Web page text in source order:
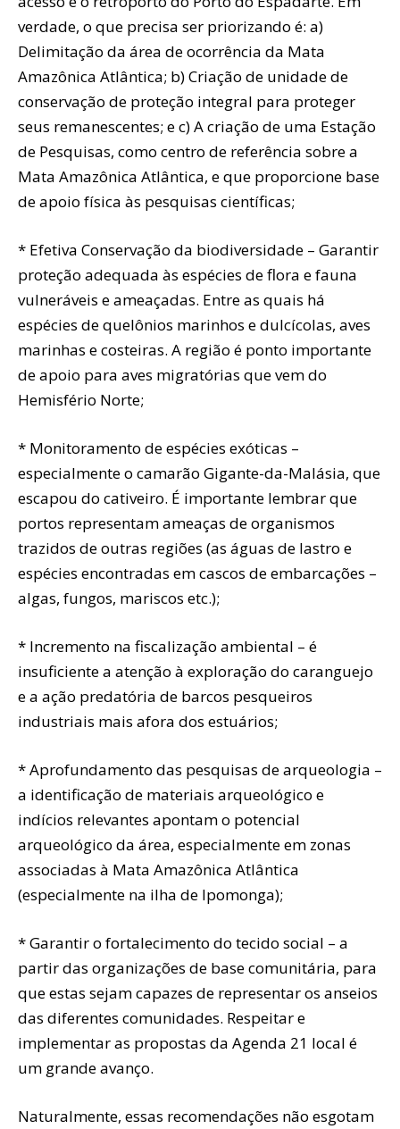
verdade, o que precisa ser priorizando é: a)
Delimitação da área de ocorrência da Mata
Amazônica Atlântica; b) Criação de unidade de
conservação de proteção integral para proteger
seus remanescentes; e c) A criação de uma Estação
de Pesquisas, como centro de referência sobre a
Mata Amazônica Atlântica, e que proporcione base
de apoio física às pesquisas científicas;
* Efetiva Conservação da biodiversidade – Garantir
proteção adequada às espécies de flora e fauna
vulneráveis e ameaçadas. Entre as quais há
espécies de quelônios marinhos e dulcícolas, aves
marinhas e costeiras. A região é ponto importante
de apoio para aves migratórias que vem do
Hemisfério Norte;
* Monitoramento de espécies exóticas –
especialmente o camarão Gigante-da-Malásia, que
escapou do cativeiro. É importante lembrar que
portos representam ameaças de organismos
trazidos de outras regiões (as águas de lastro e
espécies encontradas em cascos de embarcações –
algas, fungos, mariscos etc.);
* Incremento na fiscalização ambiental – é
insuficiente a atenção à exploração do caranguejo
e a ação predatória de barcos pesqueiros
industriais mais afora dos estuários;
* Aprofundamento das pesquisas de arqueologia –
a identificação de materiais arqueológico e
indícios relevantes apontam o potencial
arqueológico da área, especialmente em zonas
associadas à Mata Amazônica Atlântica
(especialmente na ilha de Ipomonga);
* Garantir o fortalecimento do tecido social – a
partir das organizações de base comunitária, para
que estas sejam capazes de representar os anseios
das diferentes comunidades. Respeitar e
implementar as propostas da Agenda 21 local é
um grande avanço.
Naturalmente, essas recomendações não esgotam